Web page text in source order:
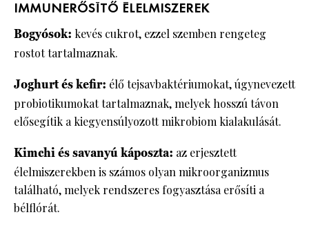
IMMUNERŐSÍTŐ ÉLELMISZEREK
Bogyósok: kevés cukrot, ezzel szemben rengeteg
rostot tartalmaznak.
Joghurt és kefir: élő tejsavbaktériumokat, úgynevezett
probiotikumokat tartalmaznak, melyek hosszú távon
elősegítik a kiegyensúlyozott mikrobiom kialakulását.
Kimchi és savanyú káposzta: az erjesztett
élelmiszerekben is számos olyan mikroorganizmus
található, melyek rendszeres fogyasztása erősíti a
bélflórát.